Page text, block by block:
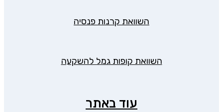
השוואת קרנות פנסיה
השוואת קופות גמל להשקעה
עוד באתר